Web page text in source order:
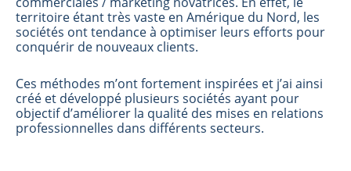
territoire étant très vaste en Amérique du Nord, les
sociétés ont tendance à optimiser leurs efforts pour
conquérir de nouveaux clients.
Ces méthodes m’ont fortement inspirées et j’ai ainsi
créé et développé plusieurs sociétés ayant pour
objectif d’améliorer la qualité des mises en relations
professionnelles dans différents secteurs.